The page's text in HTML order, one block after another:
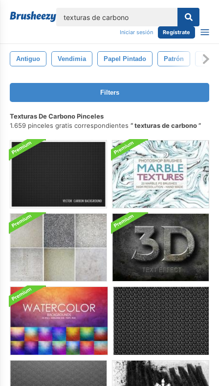
Iniciar sesión Regístrate
Antiguo Vendimia Papel Pintado Patrón
Filters
Texturas De Carbono Pinceles
1.659 pinceles gratis correspondientes
texturas de carbono